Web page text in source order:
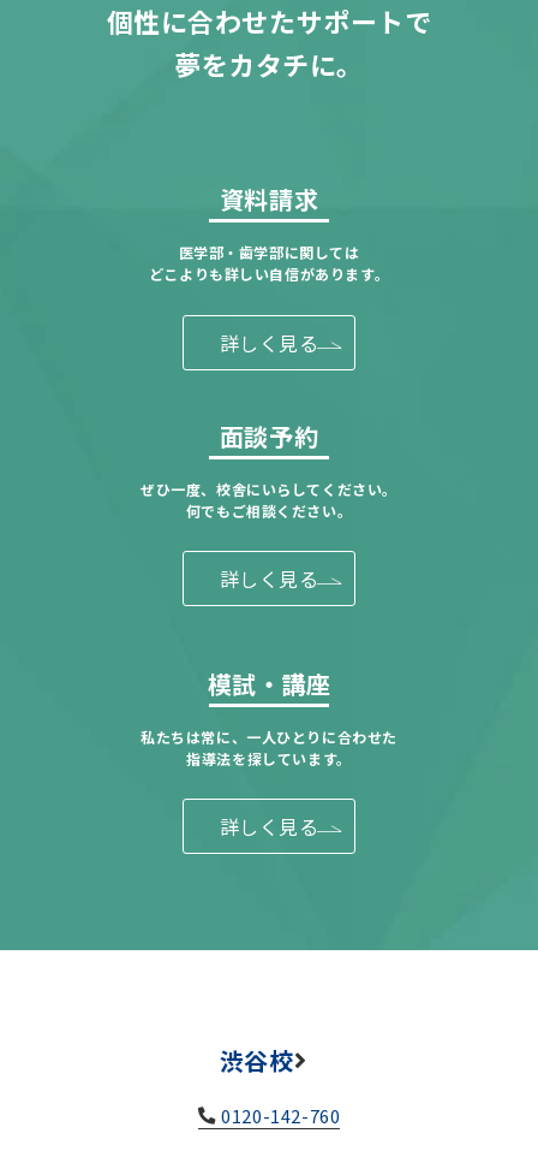
個性に合わせたサポートで
夢をカタチに。
資料請求
医学部・歯学部に関しては
どこよりも詳しい自信があります。
詳しく見る
面談予約
ぜひ一度、校舎にいらしてください。
何でもご相談ください。
詳しく見る
模試・講座
私たちは常に、一人ひとりに合わせた
指導法を探しています。
詳しく見る
渋谷校
0120-142-760